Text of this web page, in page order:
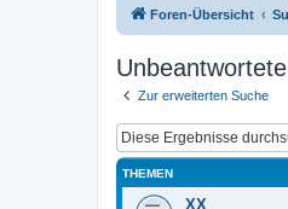
Foren-Übersicht
Zur erweiterten Suche
THEMEN
XX